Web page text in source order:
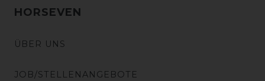
HORSEVEN
ÜBER UNS
JOB/STELLENANGEBOTE